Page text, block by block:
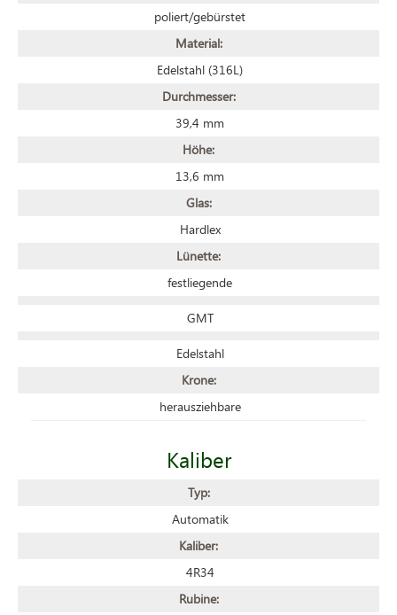
poliert/gebürstet
Material:
Edelstahl (316L)
Durchmesser:
39,4 mm
Höhe:
13,6 mm
Glas:
Hardlex
Lünette:
festliegende
GMT
Edelstahl
Krone:
herausziehbare
Kaliber
Typ:
Automatik
Kaliber:
4R34
Rubine: